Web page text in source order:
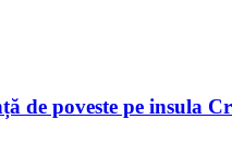
de poveste pe insula